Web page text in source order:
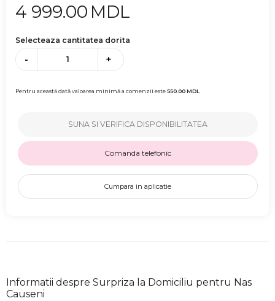
4 999.00 MDL
Selecteaza cantitatea dorita
- +
Pentru această dată valoarea minimă a comenzii este550.00MDL
SUNA SI VERIFICA DISPONIBILITATEA
Comanda telefonic
Cumpara in aplicatie
Informatii despre Surpriza la Domiciliu pentru Nas
Causeni